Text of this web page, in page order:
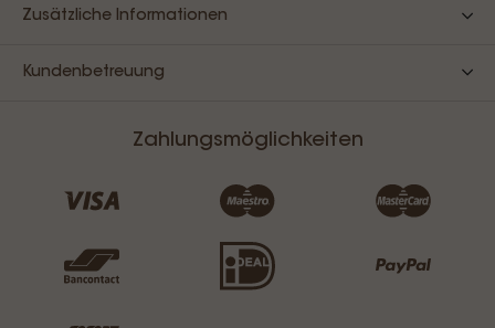
Zusätzliche Informationen
Kundenbetreuung
Zahlungsmöglichkeiten